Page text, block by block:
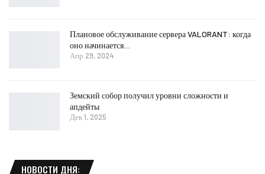
Плановое обслуживание сервера VALORANT: когда
оно начинается…
Апр 29, 2024
Земский собор получил уровни сложности и
апдейты
Дек 1, 2025
НОВОСТИ ДНЯ: